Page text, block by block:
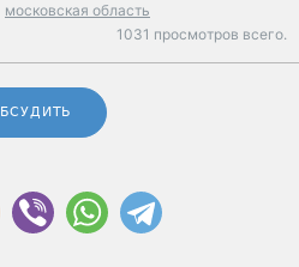
московская область
1031 просмотров всего.